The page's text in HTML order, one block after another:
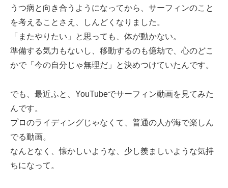
うつ病と向き合うようになってから、サーフィンのこと
を考えることさえ、しんどくなりました。
「またやりたい」と思っても、体が動かない。
準備する気力もないし、移動するのも億劫で、心のどこ
かで「今の自分じゃ無理だ」と決めつけていたんです。
でも、最近ふと、YouTubeでサーフィン動画を見てみた
んです。
プロのライディングじゃなくて、普通の人が海で楽しん
でる動画。
なんとなく、懐かしいような、少し羨ましいような気持
ちになって。